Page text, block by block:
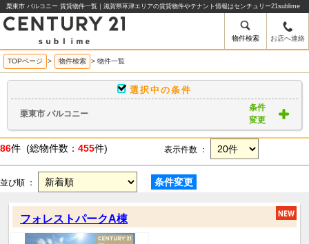
栗東市 バルコニー 賃貸物件一覧｜滋賀県草津エリアの賃貸物件やテナント情報はセンチュリー21sublime
物件検索 お店へ連絡
TOPページ > 物件検索 > 物件一覧
選択中の条件
栗東市 バルコニー
条件
変更
86件 (総物件数： 455件) 表示件数 ：
並び順 ： 条件変更
フォレストパークA棟